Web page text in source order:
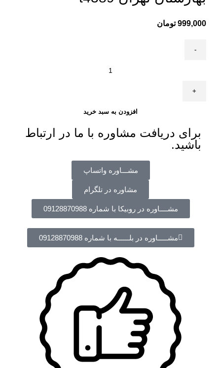
999,000 تومان
افزودن به سبد خرید
برای دریافت مشاوره با ما در ارتباط
باشید.
مشـــاوره واتساپ
مشاوره در تلگرام
مشــــاوره در روبیکا با شماره 09128870988
مشـــــاوره در بلــــــه با شماره 09128870988